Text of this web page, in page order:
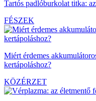
Tartós padlóburkolat titka:
FÉSZEK
Miért érdemes
kertápoláshoz?
KÖZÉRZET